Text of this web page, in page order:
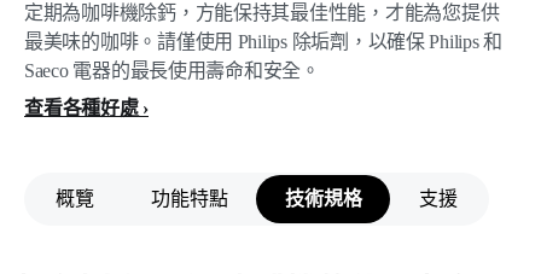
定期為咖啡機除鈣，方能保持其最佳性能，才能為您提供
最美味的咖啡。請僅使用 Philips 除垢劑，以確保 Philips 和
Saeco 電器的最長使用壽命和安全。
查看各種好處
概覽 功能特點 技術規格 支援